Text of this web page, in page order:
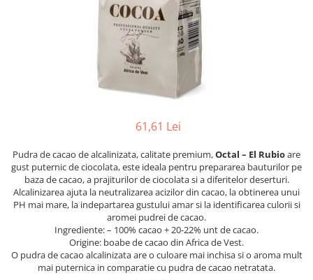
61,61 Lei
Pudra de cacao de alcalinizata, calitate premium,Octal – El Rubioare
gust puternic de ciocolata, este ideala pentru prepararea bauturilor pe
baza de cacao, a prajiturilor de ciocolata si a diferitelor deserturi.
Alcalinizarea ajuta la neutralizarea acizilor din cacao, la obtinerea unui
PH mai mare, la indepartarea gustului amar si la identificarea culorii si
aromei pudrei de cacao.
Ingrediente: – 100% cacao + 20-22% unt de cacao.
Origine: boabe de cacao din Africa de Vest.
O pudra de cacao alcalinizata are o culoare mai inchisa si o aroma mult
mai puternica in comparatie cu pudra de cacao netratata.